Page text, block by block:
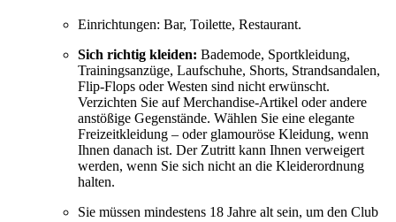
Einrichtungen: Bar, Toilette, Restaurant.
Sich richtig kleiden: Bademode, Sportkleidung,
Trainingsanzüge, Laufschuhe, Shorts, Strandsandalen,
Flip-Flops oder Westen sind nicht erwünscht.
Verzichten Sie auf Merchandise-Artikel oder andere
anstößige Gegenstände. Wählen Sie eine elegante
Freizeitkleidung – oder glamouröse Kleidung, wenn
Ihnen danach ist. Der Zutritt kann Ihnen verweigert
werden, wenn Sie sich nicht an die Kleiderordnung
halten.
Sie müssen mindestens 18 Jahre alt sein, um den Club